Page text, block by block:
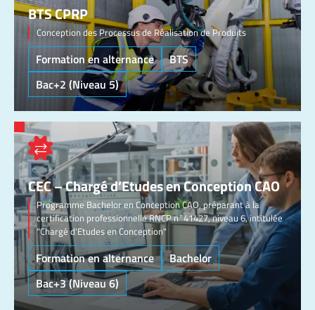
BTS CPRP
Conception des Processus de Réalisation de Produits
Formation en alternance
BTS
Bac+2 (Niveau 5)
CEC – Chargé d’Etudes en Conception CAO
Programme Bachelor en Conception CAO, préparant à la
certification professionnelle RNCP n°41427, niveau 6, intitulée
"Chargé d'Etudes en Conception"
Formation en alternance
Bachelor
Bac+3 (Niveau 6)